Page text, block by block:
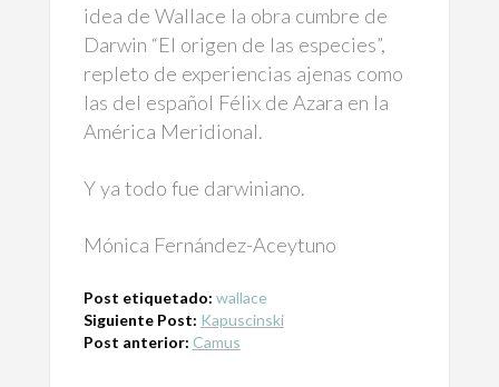
idea de Wallace la obra cumbre de
Darwin “El origen de las especies”,
repleto de experiencias ajenas como
las del español Félix de Azara en la
América Meridional.
Y ya todo fue darwiniano.
Mónica Fernández-Aceytuno
Post etiquetado: wallace
Siguiente Post: Kapuscinski
Post anterior: Camus